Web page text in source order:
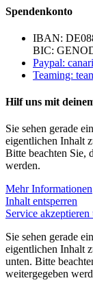
Spendenkonto
IBAN:
BIC:
Paypal:
Teaming:
Hilf uns mit
Sie sehen gerade
eigentlichen Inhalt
Bitte beachten Sie,
werden.
Mehr Informationen
Inhalt entsperren
Service
Sie sehen gerade
eigentlichen Inhalt
unten. Bitte
weitergegeben